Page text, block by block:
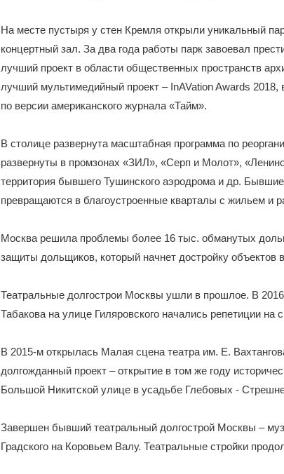
На месте пустыря у стен Кремля открыли уникальный
концертный зал. За два года работы парк завоевал
лучший проект в области общественных пространств
лучший мультимедийный проект – InAVation Awards
по версии американского журнала «Тайм».
В столице развернута масштабная программа по
развернуты в промзонах «ЗИЛ», «Серп и Молот»,
территория бывшего Тушинского аэродрома и др.
превращаются в благоустроенные кварталы с жильем и
Москва решила проблемы более 16 тыс. обманутых
защиты дольщиков, который начнет достройку объектов
Театральные долгострои Москвы ушли в прошлое. В
Табакова на улице Гиляровского начались репетиции на
В 2015-м открылась Малая сцена театра им. Е.
долгожданный проект – открытие в том же году
Большой Никитской улице в усадьбе Глебовых -
Завершен бывший театральный долгострой Москвы –
Градского на Коровьем Валу. Театральные стройки